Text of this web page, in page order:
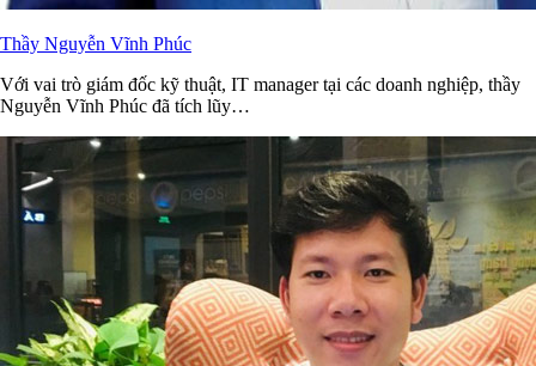
Thầy Nguyễn Vĩnh Phúc
Với vai trò giám đốc kỹ thuật, IT manager tại các doanh nghiệp, thầy
Nguyễn Vĩnh Phúc đã tích lũy…